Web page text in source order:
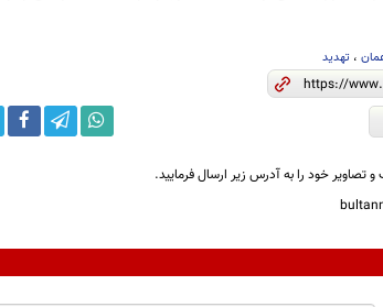
، تهدید
تصاویر خود را به آدرس زیر ارسال فرمایید.